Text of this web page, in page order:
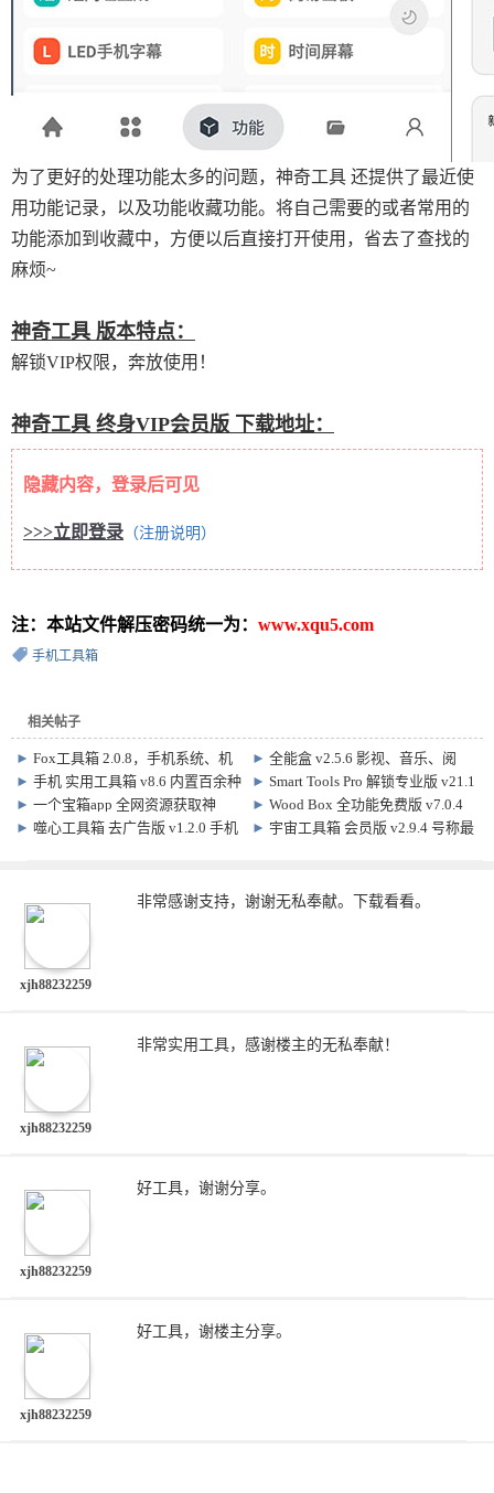
为了更好的处理功能太多的问题，神奇工具 还提供了最近使
用功能记录，以及功能收藏功能。将自己需要的或者常用的
功能添加到收藏中，方便以后直接打开使用，省去了查找的
麻烦~
神奇工具 版本特点：
解锁VIP权限，奔放使用！
神奇工具 终身VIP会员版 下载地址：
隐藏内容，登录后可见
>>>立即登录 （注册说明）
注：本站文件解压密码统一为： www.xqu5.com
手机工具箱
相关帖子
►Fox工具箱 2.0.8，手机系统、机
型、CPU强力修改
►全能盒 v2.5.6 影视、音乐、阅
读、工具、网盘、下载、文库…
►手机 实用工具箱 v8.6 内置百余种
超实用小功能！
►Smart Tools Pro 解锁专业版 v21.1
build129 手机智能工具箱
►一个宝箱app 全网资源获取神
器！
►Wood Box 全功能免费版 v7.0.4
一个木函
► 噬心工具箱 去广告版 v1.2.0 手机
► 宇宙工具箱 会员版 v2.9.4 号称最
xjh88232259
非常感谢支持，谢谢无私奉献。下载看看。
xjh88232259
非常实用工具，感谢楼主的无私奉献！
xjh88232259
好工具，谢谢分享。
xjh88232259
好工具，谢楼主分享。